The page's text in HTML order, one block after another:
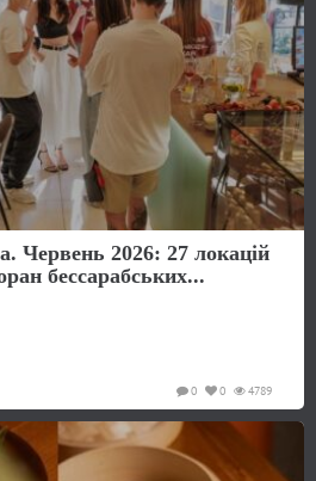
Червень 2026: 27 локацій
бессарабських...
4789
0
0